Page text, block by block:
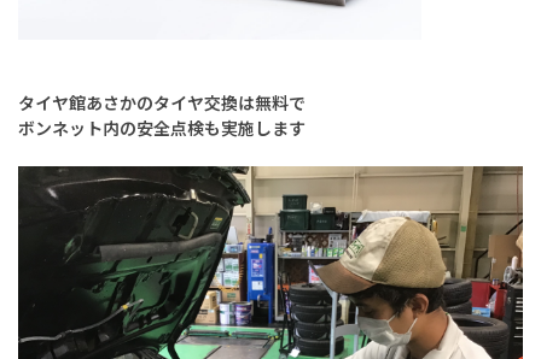
タイヤ館あさかのタイヤ交換は無料で
ボンネット内の安全点検も実施します